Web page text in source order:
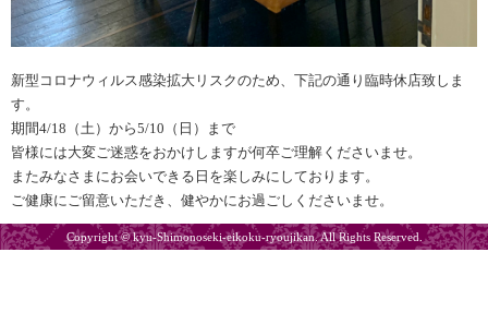
新型コロナウィルス感染拡大リスクのため、下記の通り臨時休店致しま
す。
期間4/18（土）から5/10（日）まで
皆様には大変ご迷惑をおかけしますが何卒ご理解くださいませ。
またみなさまにお会いできる日を楽しみにしております。
ご健康にご留意いただき、健やかにお過ごしくださいませ。
Copyright © kyu-Shimonoseki-eikoku-ryoujikan. All Rights Reserved.